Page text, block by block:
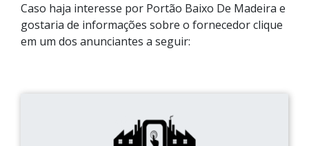
Caso haja interesse por Portão Baixo De Madeira e
gostaria de informações sobre o fornecedor clique
em um dos anunciantes a seguir: